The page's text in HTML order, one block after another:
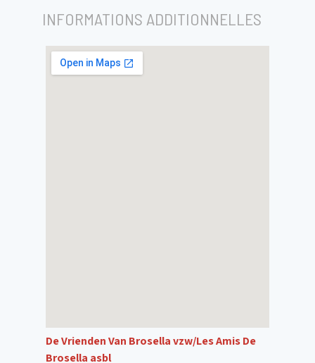
INFORMATIONS ADDITIONNELLES
De Vrienden Van Brosella vzw/Les Amis De
Brosella asbl